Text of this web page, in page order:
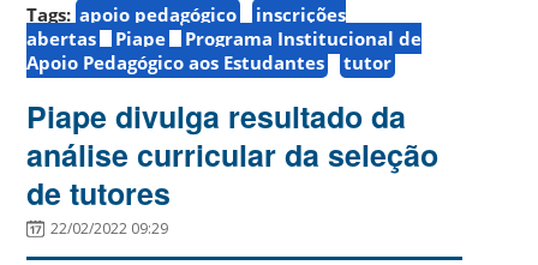
Tags: apoio pedagógico
inscrições
abertas
Piape
Programa Institucional de
Apoio Pedagógico aos Estudantes
tutor
Piape divulga resultado da
análise curricular da seleção
de tutores
22/02/2022 09:29